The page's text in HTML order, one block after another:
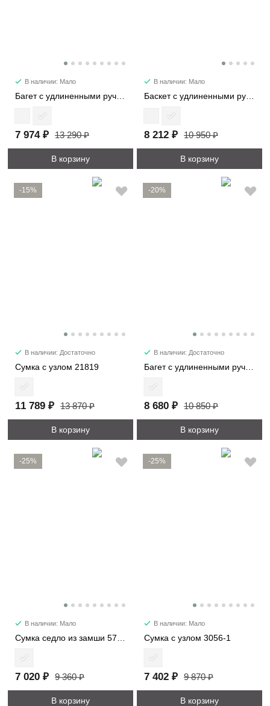
В наличии: Мало
Багет с удлиненными ручками 29724
7 974 ₽ 13 290 ₽
В корзину
В наличии: Мало
Баскет с удлиненными ручками 30052
8 212 ₽ 10 950 ₽
В корзину
-15%
В наличии: Достаточно
Сумка с узлом 21819
11 789 ₽ 13 870 ₽
В корзину
-20%
В наличии: Достаточно
8 680 ₽ 10 850 ₽
В корзину
-25%
В наличии: Мало
7 020 ₽ 9 360 ₽
В корзину
-25%
В наличии: Мало
Сумка с узлом 3056-1
7 402 ₽ 9 870 ₽
В корзину